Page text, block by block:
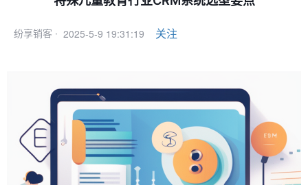
纷享销客 · 2025-5-9 19:31:19 关注